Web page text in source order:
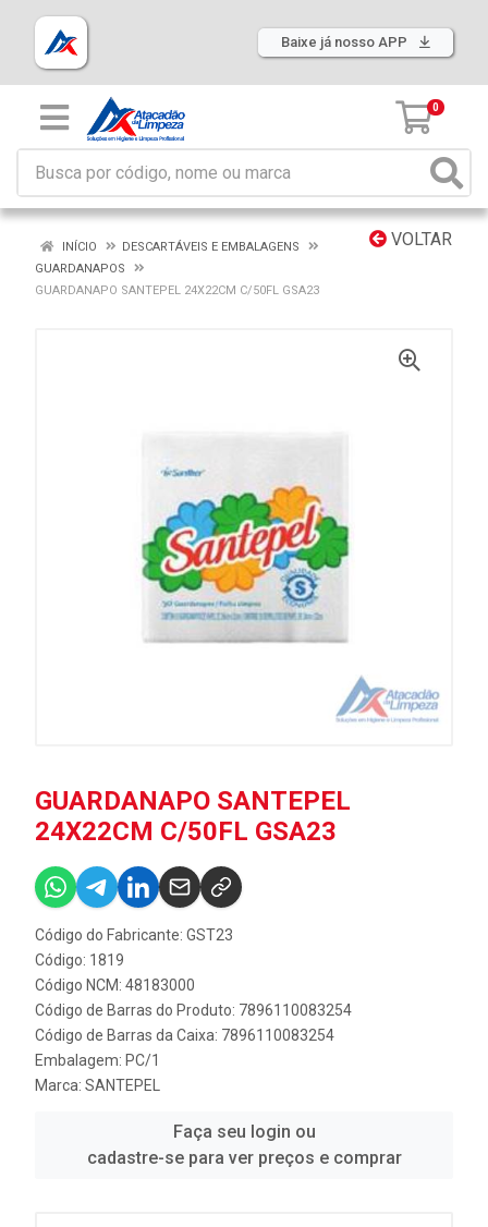
Baixe já nosso APP
0
VOLTAR
INÍCIO
DESCARTÁVEIS E EMBALAGENS
GUARDANAPOS
GUARDANAPO SANTEPEL 24X22CM C/50FL GSA23
GUARDANAPO SANTEPEL
24X22CM C/50FL GSA23
Código do Fabricante: GST23
Código: 1819
Código NCM: 48183000
Código de Barras do Produto: 7896110083254
Código de Barras da Caixa: 7896110083254
Embalagem: PC/1
Marca: SANTEPEL
Faça seu login ou
cadastre-se para ver preços e comprar